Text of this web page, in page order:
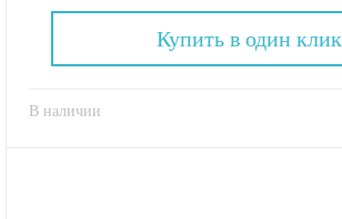
В наличии
Купить в один клик